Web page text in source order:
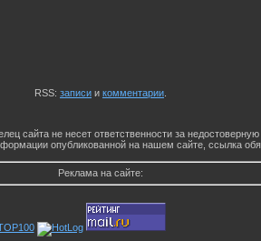
RSS: записи и комментарии
сайта не несет ответственности за
опубликованной на нашем сайте, ссылка
Реклама на сайте: